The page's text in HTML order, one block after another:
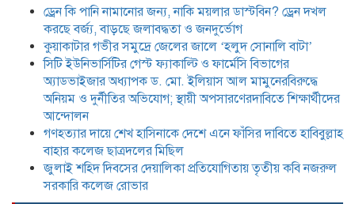
গণহত্যার দায়ে শেখ হাসিনাকে দেশে এনে
ফাঁসির দাবিতে হাবিবুল্লাহ বাহার কলেজ
ছাত্রদলের মিছিল
জুলাই শহিদ দিবসের দেয়ালিকা প্রতিযোগিতায়
তৃতীয় কবি নজরুল সরকারি কলেজ রোভার
অতিরিক্ত কীটনাশকের ব্যবহার: হারিয়ে যাচ্ছে
জাতীয় পাখি দোয়েল, নীরব বিপদের মুখে
প্রকৃতি
ড্রেন কি পানি নামানোর জন্য, নাকি ময়লার ডাস্টবিন? ড্রেন দখল
করছে বর্জ্য, বাড়ছে জলাবদ্ধতা ও জনদুর্ভোগ
কুয়াকাটার গভীর সমুদ্রে জেলের জালে ‘হলুদ সোনালি বাটা’
সিটি ইউনিভার্সিটির গেস্ট ফ্যাকাল্টি ও ফার্মেসি বিভাগের
অ্যাডভাইজার অধ্যাপক ড. মো. ইলিয়াস আল মামুনেরবিরুদ্ধে
অনিয়ম ও দুর্নীতির অভিযোগ; স্থায়ী অপসারণেরদাবিতে শিক্ষার্থীদের
আন্দোলন
গণহত্যার দায়ে শেখ হাসিনাকে দেশে এনে ফাঁসির দাবিতে হাবিবুল্লাহ
বাহার কলেজ ছাত্রদলের মিছিল
জুলাই শহিদ দিবসের দেয়ালিকা প্রতিযোগিতায় তৃতীয় কবি নজরুল
সরকারি কলেজ রোভার